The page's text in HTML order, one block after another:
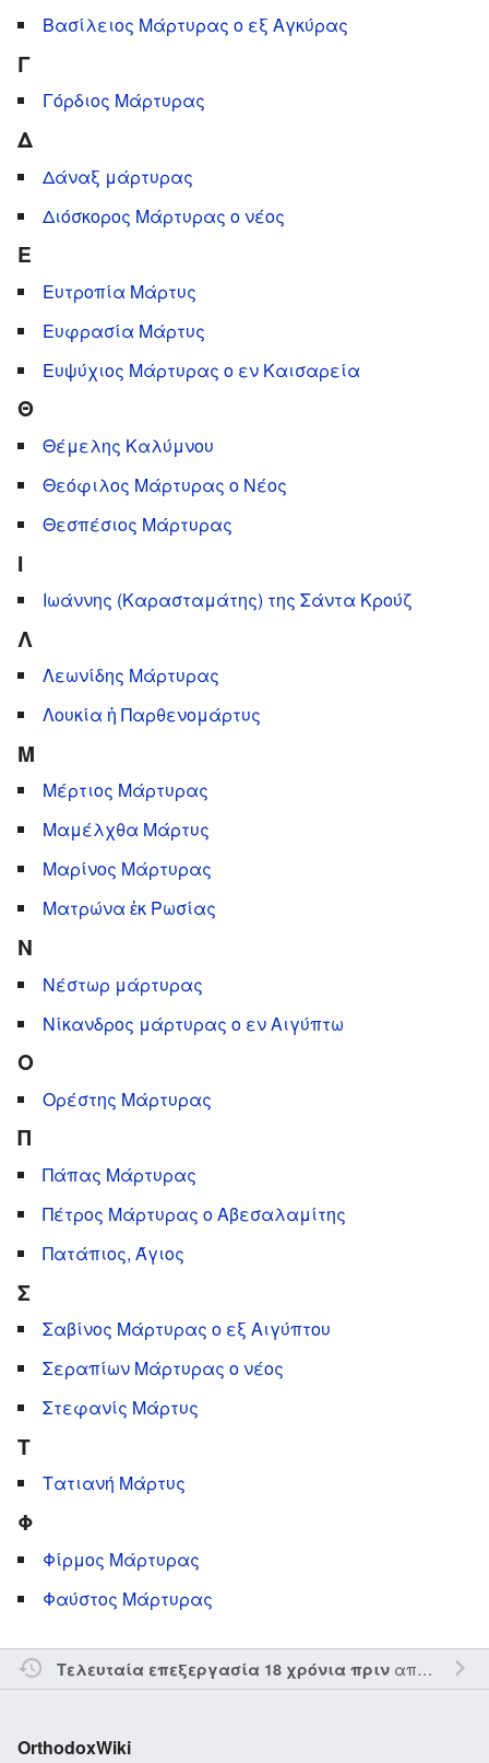
Βασίλειος Μάρτυρας ο εξ Αγκύρας
Γ
Γόρδιος Μάρτυρας
Δ
Δάναξ μάρτυρας
Διόσκορος Μάρτυρας ο νέος
Ε
Ευτροπία Μάρτυς
Ευφρασία Μάρτυς
Ευψύχιος Μάρτυρας ο εν Καισαρεία
Θ
Θέμελης Καλύμνου
Θεόφιλος Μάρτυρας ο Νέος
Θεσπέσιος Μάρτυρας
Ι
Ιωάννης (Καρασταμάτης) της Σάντα Κρούζ
Λ
Λεωνίδης Μάρτυρας
Λουκία ἡ Παρθενομάρτυς
Μ
Μέρτιος Μάρτυρας
Μαμέλχθα Μάρτυς
Μαρίνος Μάρτυρας
Ματρώνα ἐκ Ρωσίας
Ν
Νέστωρ μάρτυρας
Νίκανδρος μάρτυρας ο εν Αιγύπτω
Ο
Ορέστης Μάρτυρας
Π
Πάπας Μάρτυρας
Πέτρος Μάρτυρας ο Αβεσαλαμίτης
Πατάπιος, Άγιος
Σ
Σαβίνος Μάρτυρας ο εξ Αιγύπτου
Σεραπίων Μάρτυρας ο νέος
Στεφανίς Μάρτυς
Τ
Τατιανή Μάρτυς
Φ
Φίρμος Μάρτυρας
Φαύστος Μάρτυρας
Τελευταία επεξεργασία 18 χρόνια πριναπό τον την
OrthodoxWiki